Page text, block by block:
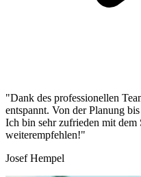
"Dank des professionellen
entspannt. Von der Planung
Ich bin sehr zufrieden mit
weiterempfehlen!"
Josef Hempel